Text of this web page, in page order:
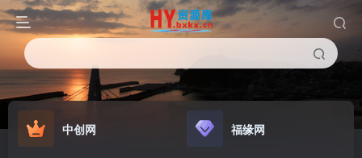
中创网 福缘网